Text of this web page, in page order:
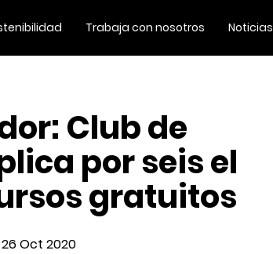
Trabaja con nosotros Noticias
Club de
por seis el
gratuitos
26 Oct 2020